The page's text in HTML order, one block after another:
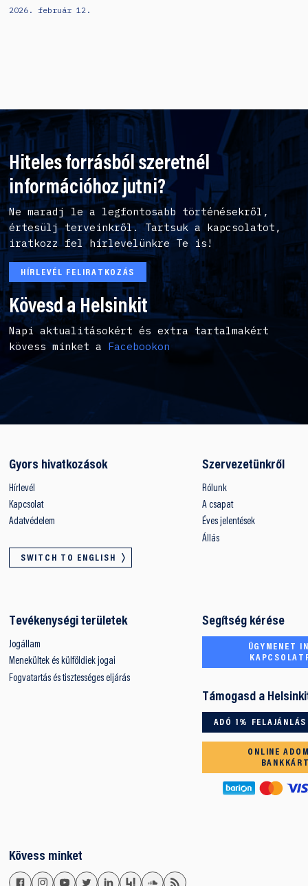
2026. február 12.
Hiteles forrásból szeretnél
információhoz jutni?
Ne maradj le a legfontosabb történésekről,
értesülj terveinkről. Tartsuk a kapcsolatot,
iratkozz fel hírlevelünkre Te is!
HÍRLEVÉL FELIRATKOZÁS
Kövesd a Helsinkit
Napi aktualitásokért és extra tartalmakért
kövess minket a Facebookon
Gyors hivatkozások
Hírlevél
Kapcsolat
Adatvédelem
SWITCH TO ENGLISH
Szervezetünkről
Rólunk
A csapat
Éves jelentések
Állás
Tevékenységi területek
Jogállam
Menekültek és külföldiek jogai
Fogvatartás és tisztességes eljárás
Segítség kérése
ÜGYMENET
Támogasd a
ADÓ 1% FELAJÁNLÁS
ONLINE
Kövess minket